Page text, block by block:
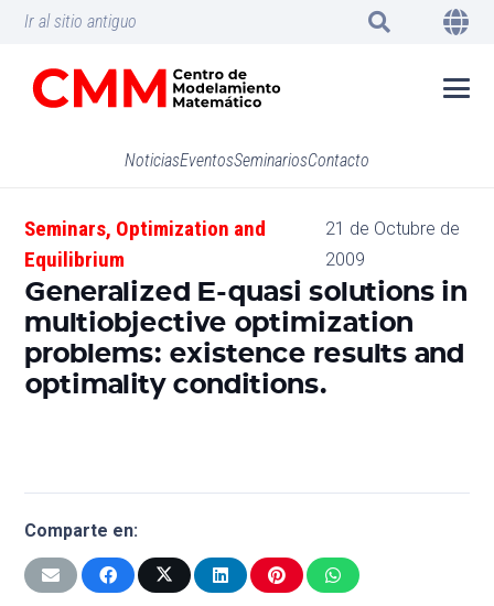
Ir al sitio antiguo
NoticiasEventosSeminariosContacto
Seminars, Optimization and
Equilibrium
21 de Octubre de
2009
Generalized E-quasi solutions in
multiobjective optimization
problems: existence results and
optimality conditions.
Comparte en: